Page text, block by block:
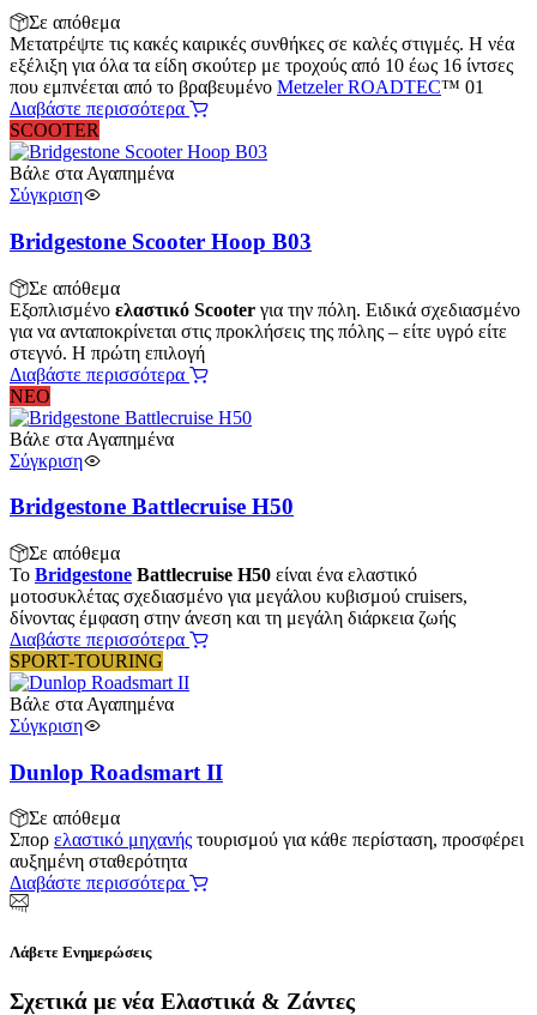
Σε απόθεμα
Μετατρέψτε τις κακές καιρικές συνθήκες σε καλές στιγμές. Η νέα
εξέλιξη για όλα τα είδη σκούτερ με τροχούς από 10 έως 16 ίντσες
που εμπνέεται από το βραβευμένο Metzeler ROADTEC™ 01
Διαβάστε περισσότερα
SCOOTER
Βάλε στα Αγαπημένα
Σύγκριση
Bridgestone Scooter Hoop B03
Σε απόθεμα
Εξοπλισμένο ελαστικό Scooter για την πόλη. Ειδικά σχεδιασμένο
για να ανταποκρίνεται στις προκλήσεις της πόλης – είτε υγρό είτε
στεγνό. Η πρώτη επιλογή
Διαβάστε περισσότερα
NEO
Βάλε στα Αγαπημένα
Σύγκριση
Bridgestone Battlecruise H50
Σε απόθεμα
Το Bridgestone Battlecruise H50 είναι ένα ελαστικό
μοτοσυκλέτας σχεδιασμένο για μεγάλου κυβισμού cruisers,
δίνοντας έμφαση στην άνεση και τη μεγάλη διάρκεια ζωής
Διαβάστε περισσότερα
SPORT-TOURING
Βάλε στα Αγαπημένα
Σύγκριση
Dunlop Roadsmart II
Σε απόθεμα
Σπορ ελαστικό μηχανής τουρισμού για κάθε περίσταση, προσφέρει
αυξημένη σταθερότητα
Διαβάστε περισσότερα
Λάβετε Ενημερώσεις
Σχετικά με νέα Ελαστικά & Ζάντες